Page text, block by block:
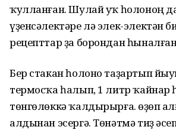
ҡулланған. Шулай уҡ һолоноң
үҙенсәлектәре лә элек-электән
рецепттар ҙа борондан
Бер стакан һолоно таҙартып
термосҡа һалып, 1 литр ҡайнар
төнгөлөккә ҡалдырырға. Һөҙөп
алдынан эсергә. Төнәтмә тиҙ